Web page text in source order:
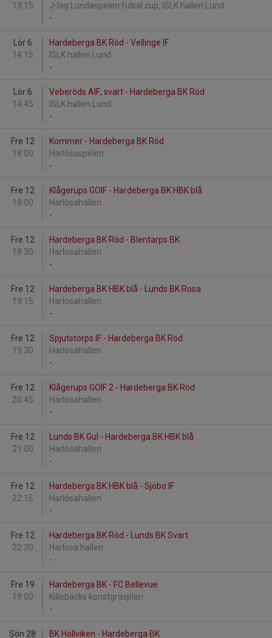
13:15
J-lag Lundaspelen fulsal cup, ISLK hallen Lund.
-
Lör 6
14:15
Hardeberga BK Röd - Vellinge IF
ISLK hallen Lund
-
Lör 6
14:45
Veberöds AIF, svart - Hardeberga BK Röd
ISLK hallen Lund
-
Fre 12
18:00
Kommer - Hardeberga BK Röd
Harlösaspelen
-
Fre 12
18:00
Klågerups GOIF - Hardeberga BK HBK blå
Harlösahallen
-
Fre 12
18:30
Hardeberga BK Röd - Blentarps BK
Harlösahallen
-
Fre 12
19:15
Hardeberga BK HBK blå - Lunds BK Rosa
Harlösahallen
-
Fre 12
19:30
Spjutstorps IF - Hardeberga BK Röd
Harlösahallen
-
Fre 12
20:45
Klågerups GOIF 2 - Hardeberga BK Röd
Harlösahallen
-
Fre 12
21:00
Lunds BK Gul - Hardeberga BK HBK blå
Harlösahallen
-
Fre 12
22:15
Hardeberga BK HBK blå - Sjöbo IF
Harlösahallen
-
Fre 12
22:30
Hardeberga BK Röd - Lunds BK Svart
Harlösa hallen
-
Fre 19
19:00
Hardeberga BK - FC Bellevue
Killebäcks konstgräsplan
-
Sön 28 BK Höllviken - Hardeberga BK